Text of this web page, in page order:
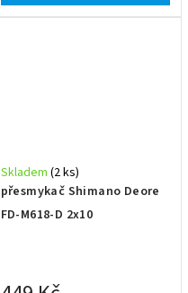
přesmykač Shimano Deore
FD-M618-D 2x10
Skladem (2 ks)